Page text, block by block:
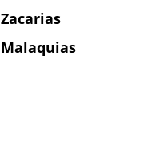
Zacarias
Malaquias